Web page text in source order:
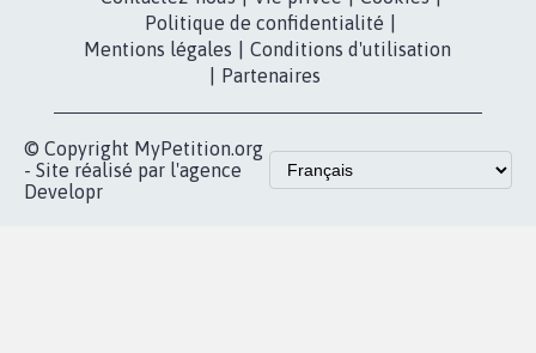
Politique de confidentialité
Mentions légales
Conditions d'utilisation
Partenaires
© Copyright MyPetition.org
- Site réalisé par l'agence
Developr